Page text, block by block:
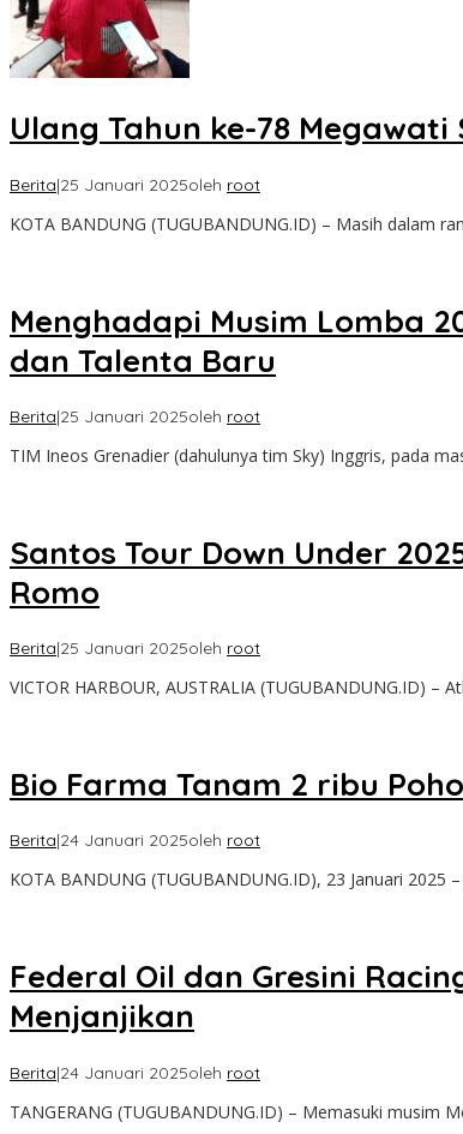
Ulang Tahun ke-78
Berita|25 Januari 2025oleh root
KOTA BANDUNG (TUGUBANDUNG.ID) – Masih dalam
Menghadapi Musim Lomba
dan Talenta Baru
Berita|25 Januari 2025oleh root
TIM Ineos Grenadier (dahulunya tim Sky) Inggris, pada
Santos Tour Down Under
Romo
Berita|25 Januari 2025oleh root
VICTOR HARBOUR, AUSTRALIA (TUGUBANDUNG.ID)
Bio Farma Tanam 2 ribu
Berita|24 Januari 2025oleh root
KOTA BANDUNG (TUGUBANDUNG.ID), 23 Januari
Federal Oil dan Gresini
Menjanjikan
Berita|24 Januari 2025oleh root
TANGERANG (TUGUBANDUNG.ID) – Memasuki musim